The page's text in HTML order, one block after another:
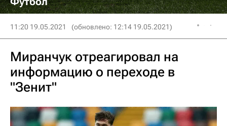
11:20 19.05.2021 (обновлено: 12:14 19.05.2021)
Миранчук отреагировал на
информацию о переходе в
"Зенит"